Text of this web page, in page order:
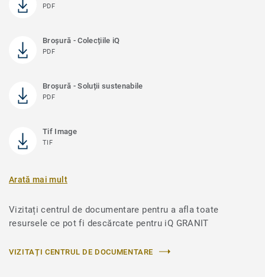
PDF
Broșură - Colecțiile iQ
PDF
Broșură - Soluții sustenabile
PDF
Tif Image
TIF
Arată mai mult
Vizitați centrul de documentare pentru a afla toate
resursele ce pot fi descărcate pentru iQ GRANIT
VIZITAȚI CENTRUL DE DOCUMENTARE